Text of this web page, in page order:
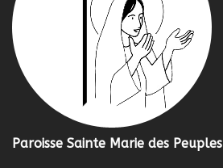
Paroisse Sainte Marie des Peuples